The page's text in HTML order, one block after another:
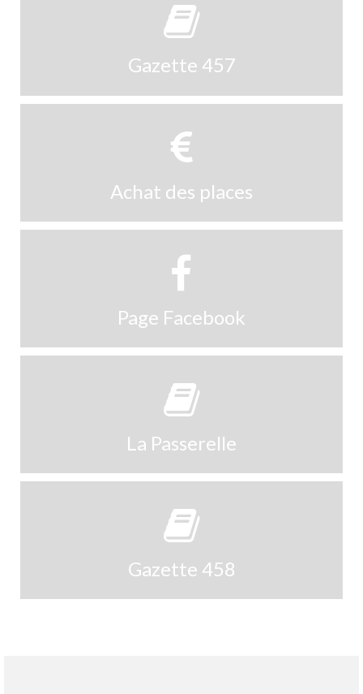
Gazette 457
Achat des places
Page Facebook
La Passerelle
Gazette 458